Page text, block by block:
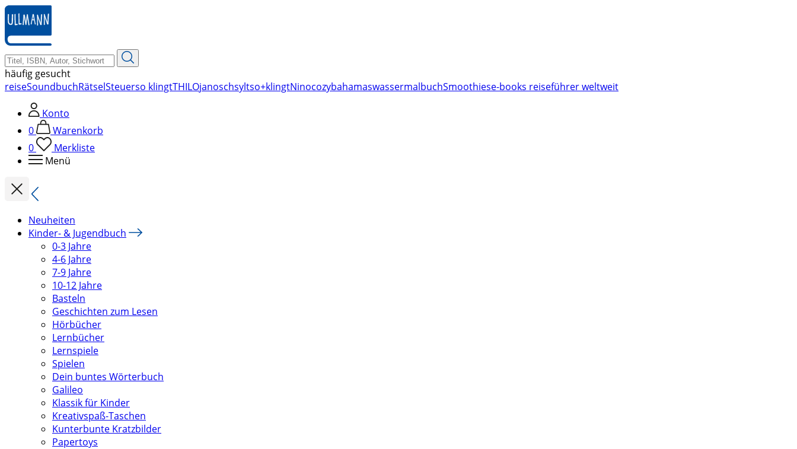
zum
Hauptinhalt
springen
häufig gesucht
reiseSoundbuchRätselSteuerso klingtTHILOjanoschsyltso+klingtNinocozybahamaswassermalbuchSmoothiese-books reiseführer weltweit
Konto
0
Warenkorb
0
Merkliste
Menü
Neuheiten
Kinder- & Jugendbuch
0-3 Jahre
4-6 Jahre
7-9 Jahre
10-12 Jahre
Basteln
Geschichten zum Lesen
Hörbücher
Lernbücher
Lernspiele
Spielen
Dein buntes Wörterbuch
Galileo
Klassik für Kinder
Kreativspaß-Taschen
Kunterbunte Kratzbilder
Papertoys